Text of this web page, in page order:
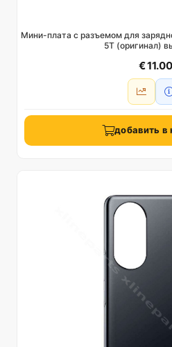
Мини-плата с разъемом для
5T (оригинал)
€ 11.00
добавить в